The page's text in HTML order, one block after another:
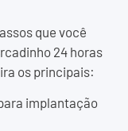
que você
24 horas
os principais:
implantação